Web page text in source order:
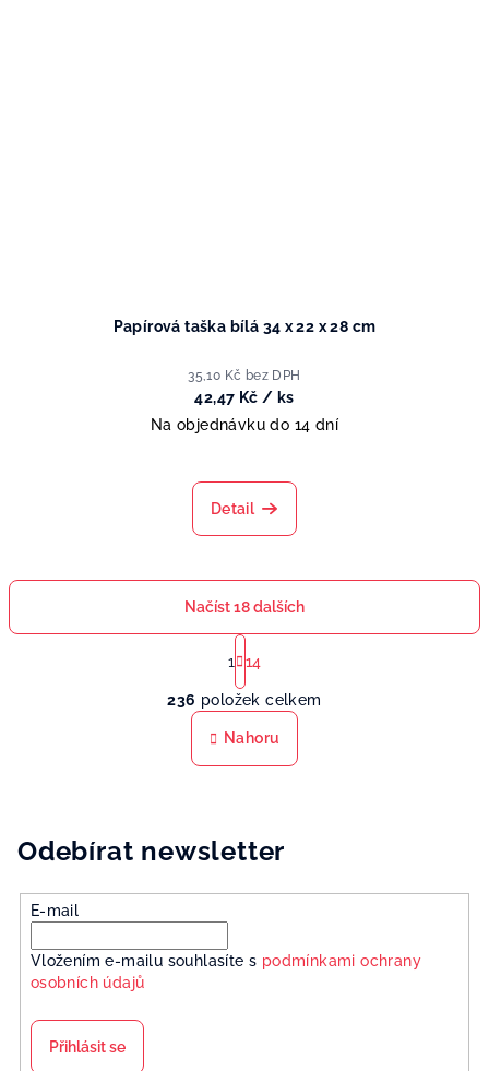
Papírová taška bílá 34 x 22 x 28 cm
35,10 Kč bez DPH
42,47 Kč / ks
Na objednávku do 14 dní
Detail
O
v
l
á
í
k
Načíst 18 dalších
S
t
r
á
n
k
o
í
1 14
236 položek celkem
Nahoru
Odebírat newsletter
E-mail
Vložením e-mailu souhlasíte s podmínkami ochrany
osobních údajů
Přihlásit se